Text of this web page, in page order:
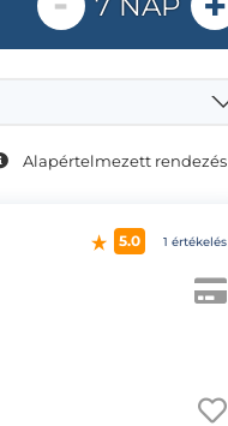
5.0 1 értékelés